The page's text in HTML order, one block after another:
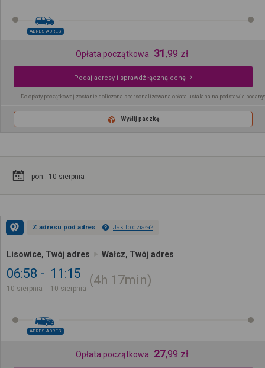
ADRES-ADRES
Opłata początkowa 31,99 zł
Podaj adresy i sprawdź łączną cenę
Do opłaty początkowej zostanie doliczona spersonalizowana opłata ustalana na podstawie
Wyślij paczkę
pon.. 10 sierpnia
Z adresu pod adres Jak to działa?
Lisowice, Twój adres Wałcz, Twój adres
06:58
10 sierpnia
11:15
10 sierpnia
4h 17min
ADRES-ADRES
Opłata początkowa 27,99 zł